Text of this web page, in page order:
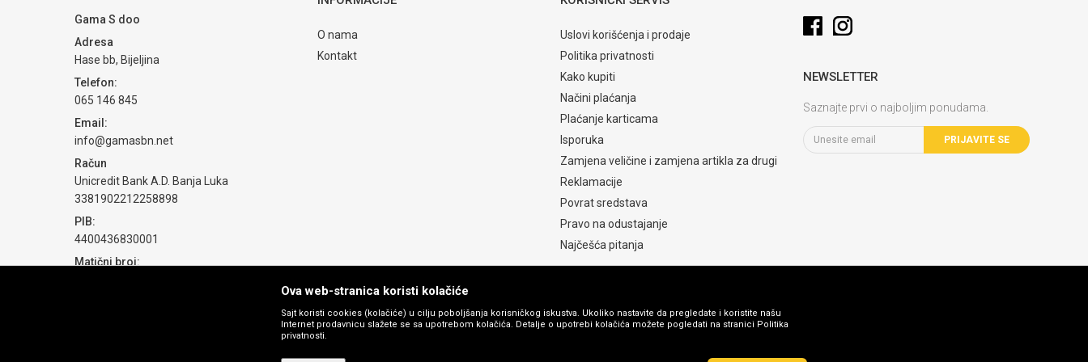
Gama S doo
Adresa
Hase bb, Bijeljina
Telefon:
065 146 845
Email:
info@gamasbn.net
Račun
Unicredit Bank A.D. Banja Luka
3381902212258898
PIB:
4400436830001
Matični broj:
O nama
Kontakt
Uslovi korišćenja i prodaje
Politika privatnosti
Kako kupiti
Načini plaćanja
Plaćanje karticama
Isporuka
Zamjena veličine i zamjena artikla za drugi
Reklamacije
Povrat sredstava
Pravo na odustajanje
Najčešća pitanja
NEWSLETTER
Saznajte prvi o najboljim ponudama.
PRIJAVITE SE
Ova web-stranica koristi kolačiće
Sajt koristi cookies (kolačiće) u cilju poboljšanja korisničkog iskustva. Ukoliko nastavite da pregledate i koristite našu
Internet prodavnicu slažete se sa upotrebom kolačića. Detalje o upotrebi kolačića možete pogledati na stranici Politika
privatnosti.